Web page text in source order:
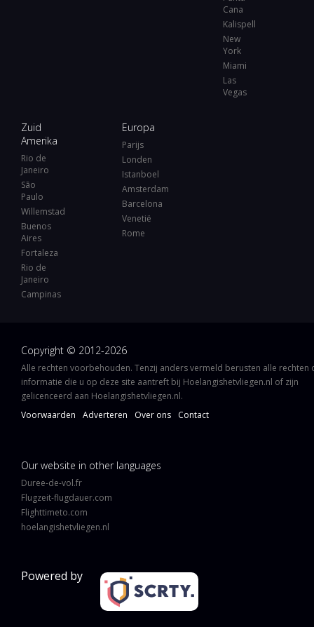
Cana
Kalispell
New
York
Miami
Las
Vegas
Zuid
Amerika
Rio de
Janeiro
São
Paulo
Willemstad
Buenos
Aires
Fortaleza
Rio de
Janeiro
Campinas
Europa
Parijs
Londen
Istanboel
Amsterdam
Barcelona
Venetië
Rome
Copyright © 2012-2026
Alle rechten voorbehouden. Tenzij anders vermeld berusten alle rechten
informatie die u op deze site aantreft bij Hoelangishetvliegen.nl of zijn
gelicenceerd aan Hoelangishetvliegen.nl.
Voorwaarden
Adverteren Over ons Contact
Our website in other languages
Duree-de-vol.fr
Flugzeit-flugdauer.com
Flighttimeto.com
hoelangishetvliegen.nl
Powered by